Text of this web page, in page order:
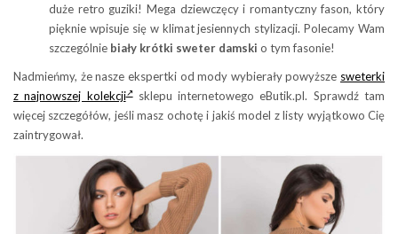
duże retro guziki! Mega dziewczęcy i romantyczny fason, który
pięknie wpisuje się w klimat jesiennych stylizacji. Polecamy Wam
szczególnie biały krótki sweter damski o tym fasonie!
Nadmieńmy, że nasze ekspertki od mody wybierały powyższe sweterki
z najnowszej kolekcji sklepu internetowego eButik.pl. Sprawdź tam
więcej szczegółów, jeśli masz ochotę i jakiś model z listy wyjątkowo Cię
zaintrygował.